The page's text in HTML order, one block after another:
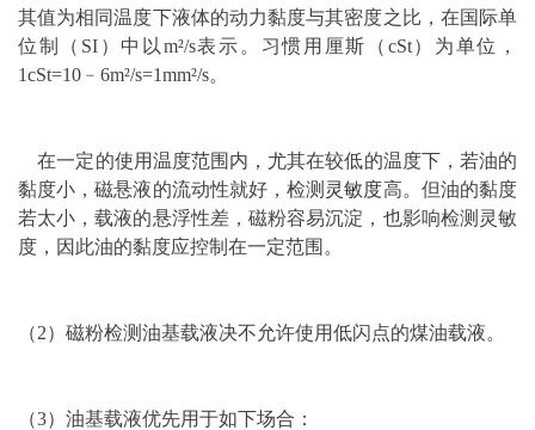
其值为相同温度下液体的动力黏度与其密度之比，在国际单
位制（SI）中以m²/s表示。习惯用厘斯（cSt）为单位，
1cSt=10﹣6m²/s=1mm²/s。
在一定的使用温度范围内，尤其在较低的温度下，若油的
黏度小，磁悬液的流动性就好，检测 灵敏度高。但油的黏度
若太小，载液的悬浮性差，磁粉容易沉淀，也影响检测灵敏
度，因此油的黏度应控制在一定范围。
（2）磁粉检测油基载液决不允许使用低闪点的煤油载液。
（3）油基载液优先用于如下场合：